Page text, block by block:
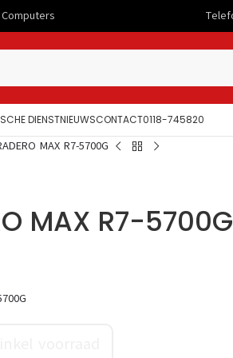
DIENSTNIEUWSCONTACT0118-745820
MAX R7-5700G
MAX R7-5700G